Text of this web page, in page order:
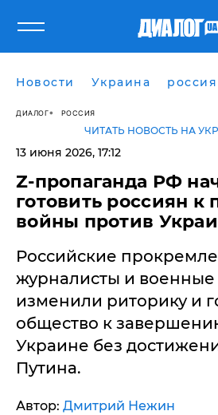
Новости Украина россия
ДИАЛОГ РОССИЯ
ЧИТАТЬ НОВОСТЬ НА
13 июня 2026, 17:12
Z-пропаганда РФ
готовить россиян к
войны против
Российские
журналисты и военные
изменили риторику и
общество к
Украине без
Путина.
Автор: Дмитрий Нежин